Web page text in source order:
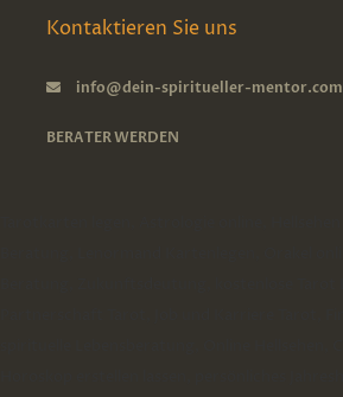
Kontaktieren Sie uns
info@dein-spiritueller-mentor.com
BERATER WERDEN